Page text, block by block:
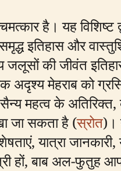
है। यह विशिष्ट
इतिहास और
जलूसों की जीवंत
अदृश्य मेहराब को
महत्व के अतिरिक्त,
जा सकता है (स्रोत)।
यात्रा जानकारी,
हों, बाब अल-फुतुह